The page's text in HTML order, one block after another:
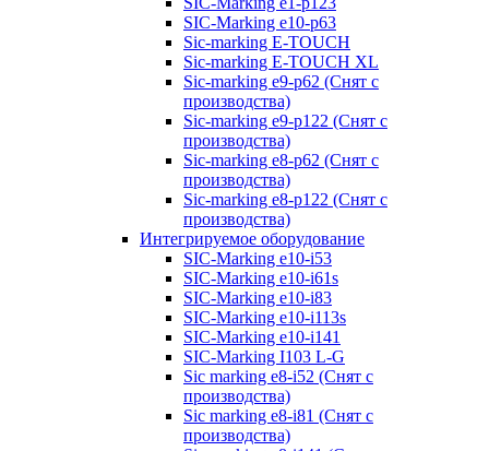
SIC-Marking e10-p63
Sic-marking E-TOUCH
Sic-marking E-TOUCH XL
Sic-marking e9-p62 (Снят с
производства)
Sic-marking e9-p122 (Снят с
производства)
Sic-marking e8-p62 (Снят с
производства)
Sic-marking e8-p122 (Снят с
производства)
Интегрируемое оборудование
SIC-Marking e10-i53
SIC-Marking e10-i61s
SIC-Marking e10-i83
SIC-Marking e10-i113s
SIC-Marking e10-i141
SIC-Marking I103 L-G
Sic marking e8-i52 (Снят с
производства)
Sic marking e8-i81 (Снят с
производства)